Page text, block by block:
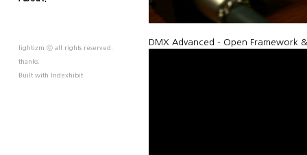
lightizm ⓒ all rights reserved.
thanks.
Built with Indexhibit
DMX Advanced - Open Framework